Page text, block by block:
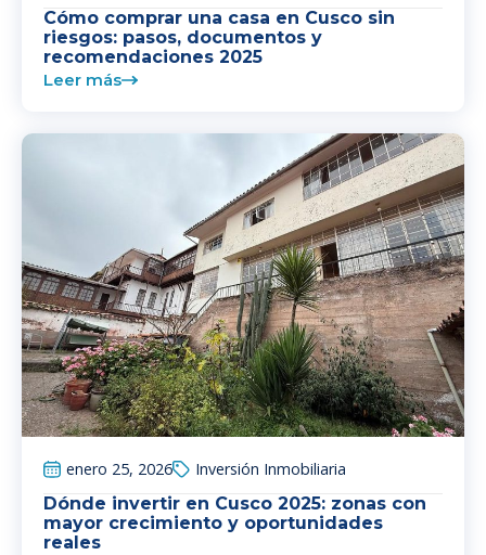
Cómo comprar una casa en Cusco sin
riesgos: pasos, documentos y
recomendaciones 2025
Leer más
enero 25, 2026
Inversión Inmobiliaria
Dónde invertir en Cusco 2025: zonas con
mayor crecimiento y oportunidades
reales